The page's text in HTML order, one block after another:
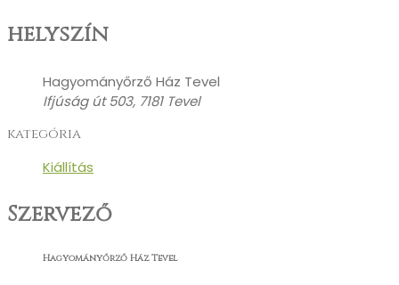
helyszín
Hagyományőrző Ház Tevel
Ifjúság út 503, 7181 Tevel
kategória
Kiállítás
Szervező
Hagyományőrző Ház Tevel